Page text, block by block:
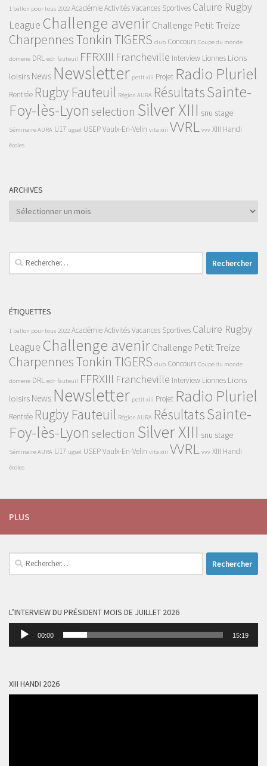
1 ballon pour tous 2022 AcadémieActivités Vacances Sportives Caluire Rugby
League Challenge avenirChallenge Petit Treize
Charpennes Tonkin TIGERS club Concours Coupe du monde
domene DRL edr fauteuil FFRXIII Francheville Interview Lionnes Lions
loisirs News Newsletter petit xiii Projet Radio Pluriel
Rentrée Rugby Fauteuil Région AURA RésultatsSainte-
Foy-lès-Lyon selection Silver XIII snu stage
Séminaire AURA U17 ugsel USEPVaulx-En-Velin vita xiii VVRL vvv XIII Handi
écoles
ARCHIVES
Archives
Rechercher :
ÉTIQUETTES
1 ballon pour tous 2022 AcadémieActivités Vacances Sportives Caluire Rugby
League Challenge avenirChallenge Petit Treize
Charpennes Tonkin TIGERS club Concours Coupe du monde
domene DRL edr fauteuil FFRXIII Francheville Interview Lionnes Lions
loisirs News Newsletter petit xiii Projet Radio Pluriel
Rentrée Rugby Fauteuil Région AURA RésultatsSainte-
Foy-lès-Lyon selection Silver XIII snu stage
Séminaire AURA U17 ugsel USEPVaulx-En-Velin vita xiii VVRL vvv XIII Handi
écoles
PLUS
Rechercher :
L’INTERVIEW DU PRÉSIDENT MOIS DE JUILLET 2026
Lecteur
00:00 15:19
XIII HANDI 2026